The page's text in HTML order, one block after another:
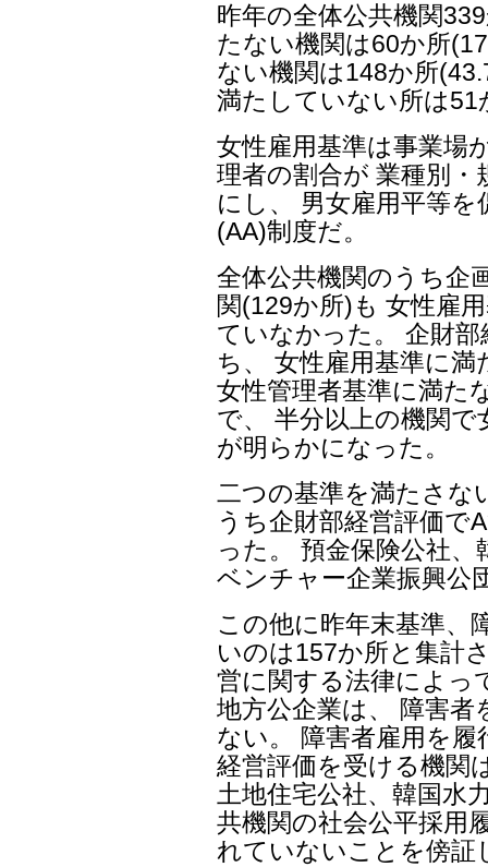
昨年の全体公共機関
たない機関は60か所
ない機関は148か所
満たしていない所は51
女性雇用基準は事業場
理者の割合が 業種別
にし、 男女雇用平等
(AA)制度だ。
全体公共機関のうち企
関(129か所)も 女性雇
ていなかった。 企財
ち、 女性雇用基準に
女性管理者基準に満た
で、 半分以上の機関
が明らかになった。
二つの基準を満たさな
うち企財部経営評価で
った。 預金保険公社
ベンチャー企業振興公
この他に昨年末基準、
いのは157か所と集計
営に関する法律によっ
地方公企業は、 障害
ない。 障害者雇用を
経営評価を受ける機関
土地住宅公社、韓国水
共機関の社会公平採用
れていないことを傍証